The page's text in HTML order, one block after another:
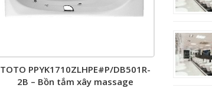
TOTO PPYK1710ZLHPE#P/DB501R-
2B – Bồn tắm xây massage